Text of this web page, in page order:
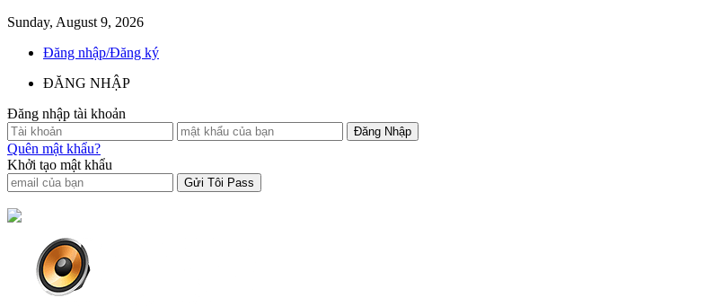
Sunday, August 9, 2026
Đăng nhập/Đăng ký
ĐĂNG NHẬP
Đăng nhập tài khoản
Quên mật khẩu?
Khởi tạo mật khẩu